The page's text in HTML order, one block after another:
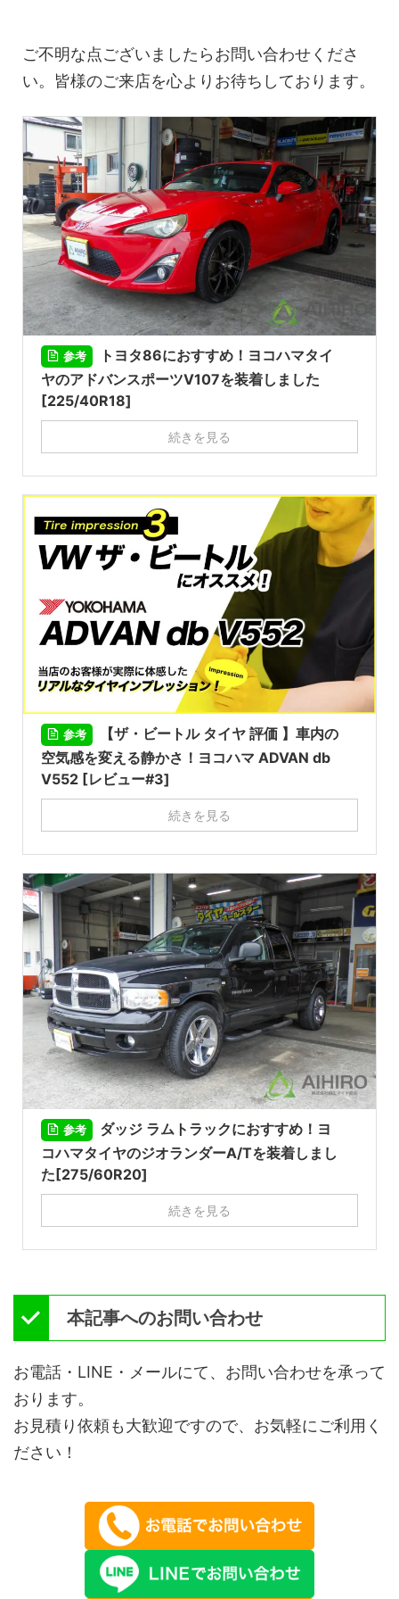
ご不明な点ございましたらお問い合わせくださ
い。皆様のご来店を心よりお待ちしております。
参考
トヨタ86におすすめ！ヨコハマタイ
ヤのアドバンスポーツV107を装着しました
[225/40R18]
続きを見る
参考
【ザ・ビートル タイヤ 評価 】車内の
空気感を変える静かさ！ヨコハマ ADVAN db
V552 [レビュー#3]
続きを見る
参考
ダッジ ラムトラックにおすすめ！ヨ
コハマタイヤのジオランダーA/Tを装着しまし
た[275/60R20]
続きを見る
本記事へのお問い合わせ
お電話・LINE・メールにて、お問い合わせを承って
おります。
お見積り依頼も大歓迎ですので、お気軽にご利用く
ださい！